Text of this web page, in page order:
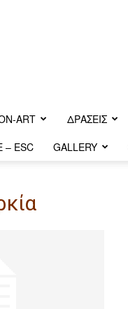
ART ΔΡΆΣΕΙΣ
– ESC
GALLERY